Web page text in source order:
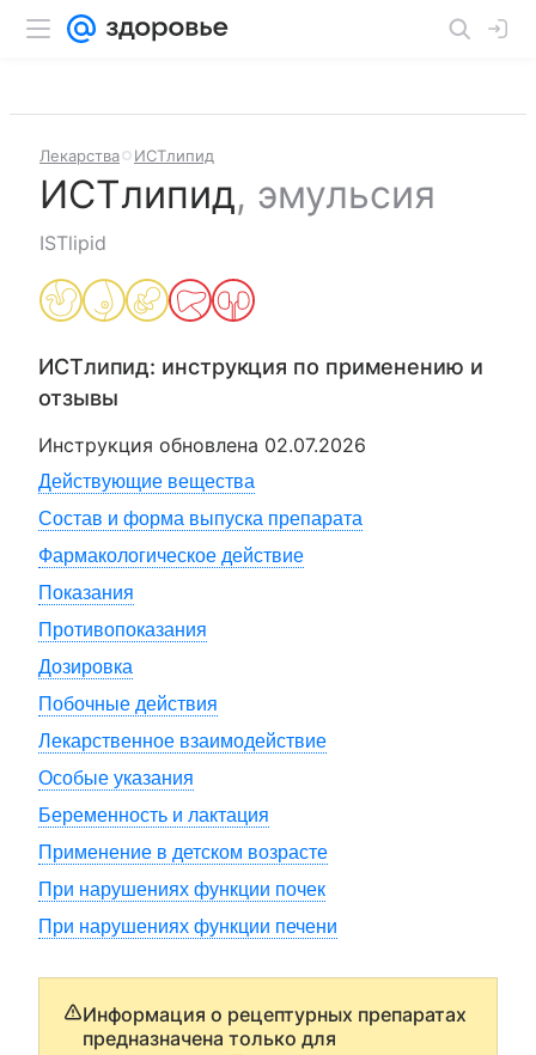
Лекарства ИСТлипид
ИСТлипид, эмульсия
ISTlipid
ИСТлипид: инструкция по применению и
отзывы
Инструкция обновлена 02.07.2026
Действующие вещества
Состав и форма выпуска препарата
Фармакологическое действие
Показания
Противопоказания
Дозировка
Побочные действия
Лекарственное взаимодействие
Особые указания
Беременность и лактация
Применение в детском возрасте
При нарушениях функции почек
При нарушениях функции печени
Информация о рецептурных препаратах
предназначена только для